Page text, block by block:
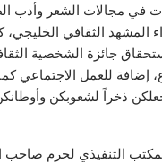
في مجالات الشعر وأدب
المشهد الثقافي
جائزة الشخصية
إضافة للعمل الاجتماعي
ذخراً لشعوبكن
التنفيذي لحرم